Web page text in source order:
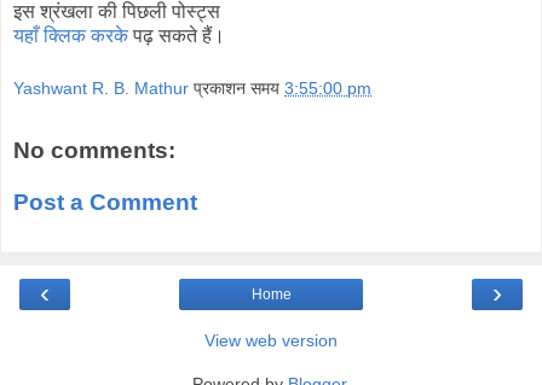
इस श्रंखला की पिछली पोस्ट्स
यहाँ क्लिक करकेपढ़ सकते हैं।
Yashwant R. B. Mathur प्रकाशन समय 3:55:00 pm
No comments:
Post a Comment
‹ ›
Home
View web version